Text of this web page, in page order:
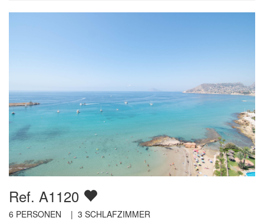
Ref. A1120
6 PERSONEN | 3 SCHLAFZIMMER